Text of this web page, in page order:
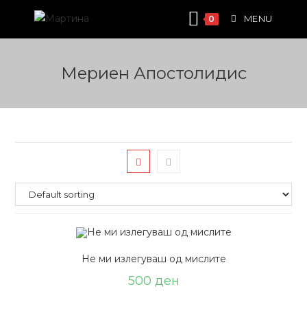
content
0 MENU
Мeриен Апостолидис
Не ми излегуваш од мислите
500 ден